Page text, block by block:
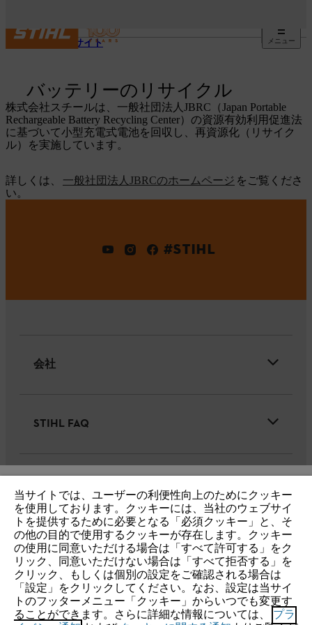
メニュー
ウェブサイト
バッテリーのリサイクル
株式会社スチールは、一般社団法人JBRC（Japan Portable
Rechargeable Battery Recycling Center）の資源有効利用促進法
に基づいて小型充電式電池を回収し、再資源化（リサイク
ル）を実施しています。
詳しくは、 一般社団法人JBRCのホームページ をご覧くださ
い。
#STIHL
会社
STIHL FAQ
個人情報保護・サイトの利用 クッキー
製品保証(一般向け)
IHR BROWSER WIRD NICHT
UNTERSTÜTZT
Sie nutzen einen Browser, den wir noch nicht unterstützen. Für
eine optimale Nutzung unserer Seite empfehlen wir Ihnen, zu
einem der folgenden Browser zu wechseln:
当サイトでは、ユーザーの利便性向上のためにクッキー
を使用しております。クッキーには、当社のウェブサイ
トを提供するために必要となる「必須クッキー」と、そ
の他の目的で使用するクッキーが存在します。クッキー
の使用に同意いただける場合は「すべて許可する」をク
リック、同意いただけない場合は「すべて拒否する」を
クリック、もしくは個別の設定をご確認される場合は
「設定」をクリックしてください。なお、設定は当サイ
トのフッターメニュー「クッキー」からいつでも変更す
ることができます。さらに詳細な情報については、 プラ